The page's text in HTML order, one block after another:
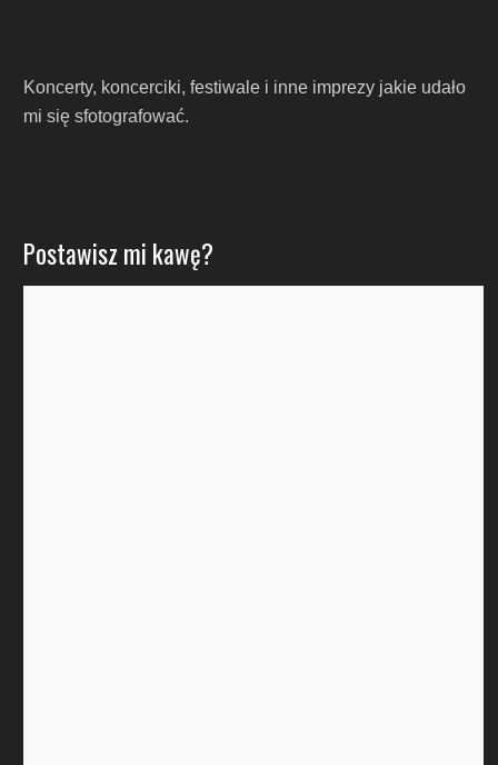
Koncerty, koncerciki, festiwale i inne imprezy jakie udało
mi się sfotografować.
Postawisz mi kawę?